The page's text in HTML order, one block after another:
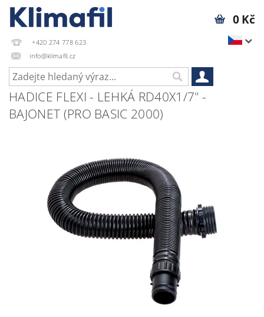
+420 274 778 623
info@klimafil.cz
0 Kč
HADICE FLEXI - LEHKÁ RD40X1/7" -
BAJONET (PRO BASIC 2000)